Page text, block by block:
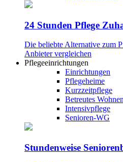
24 Stunden Pflege
Die beliebte Alternative zum
Anbieter vergleichen
Pflegeeinrichtungen
Einrichtungen
Pflegeheime
Kurzzeitpflege
Betreutes
Intensivpflege
Senioren-WG
Stundenweise